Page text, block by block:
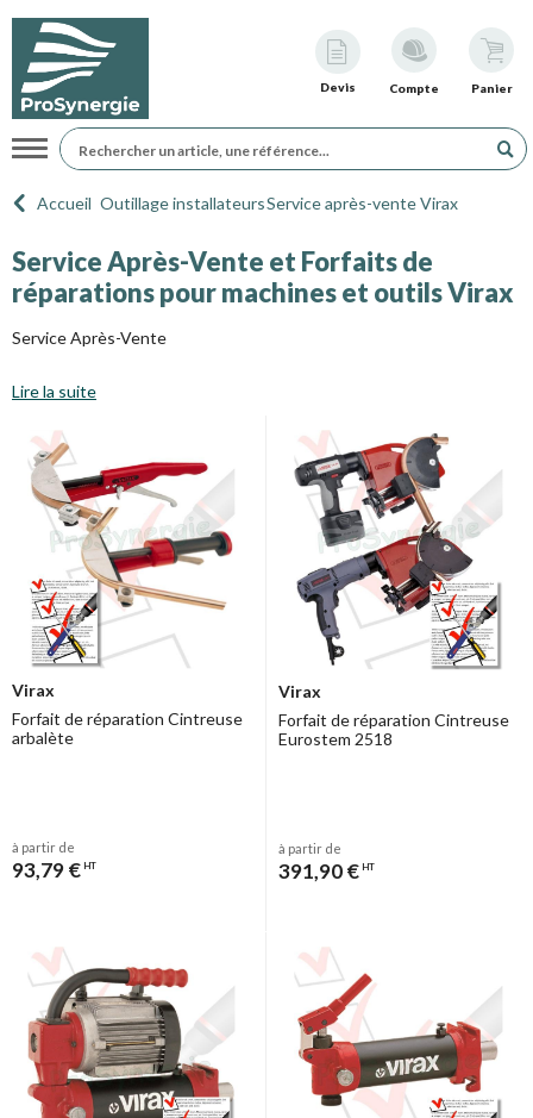
Devis Compte Panier
Navigation
Accueil Outillage installateursService après-vente Virax
Service Après-Vente et Forfaits de
réparations pour machines et outils Virax
Service Après-Vente
Lire la suite
Virax
Forfait de réparation Cintreuse
arbalète
à partir de
93,79 € HT
Virax
Forfait de réparation Cintreuse
Eurostem 2518
à partir de
391,90 € HT